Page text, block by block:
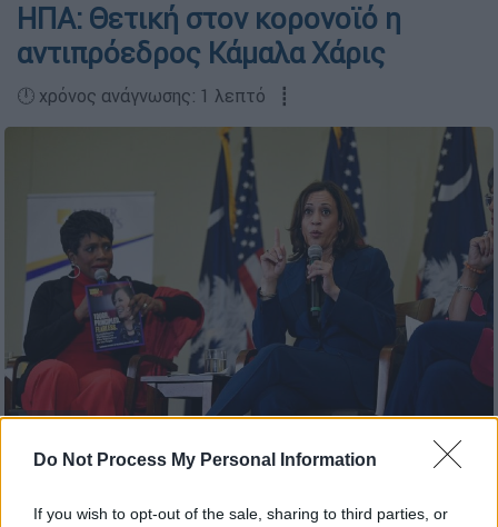
Do Not Process My Personal Information
If you wish to opt-out of the sale, sharing to third parties, or
ΗΠΑ: Θετική στον κορονοϊό η
αντιπρόεδρος Κάμαλα Χάρις
🕛 χρόνος ανάγνωσης: 1 λεπτό ┋